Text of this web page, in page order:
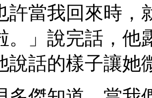
許當我回來時，
。」說完話，他
說話的樣子讓她